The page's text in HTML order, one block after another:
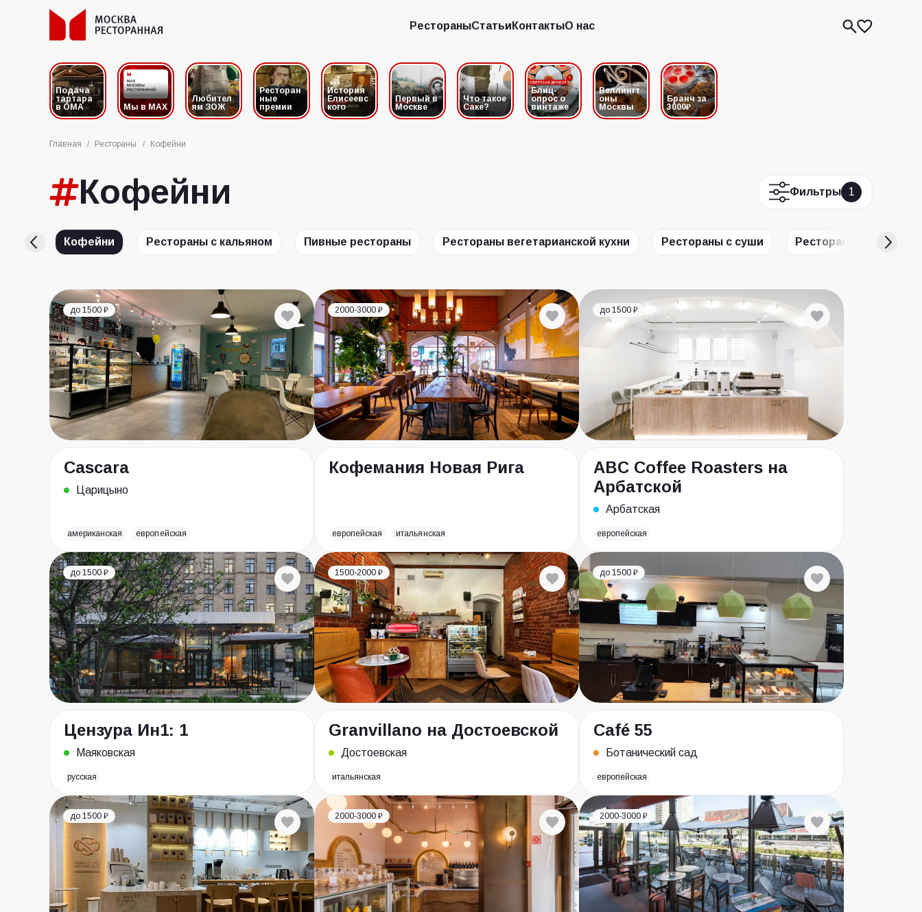
РестораныСтатьи КонтактыО нас
РестораныСтатьиКонтактыО нас
Подача
тартара
в ОМА
Мы в MAX
Любител
ям ЗОЖ
Ресторан
ные
премии
История
Елисеевс
кого
Первый в
Москве
Что такое
Саке?
Блиц-
опрос о
винтаже
Веллингт
оны
Москвы
Бранч за
3000₽
Главная / Рестораны / Кофейни
Кофейни Фильтры 1
Кофейни Рестораны с кальяном Пивные рестораны Рестораны вегетарианской кухни Рестораны с суши Рестораны
до 1500 ₽
Cascara
Царицыно
американская европейская
2000-3000 ₽
Кофемания Новая Рига
европейская итальянская
до 1500 ₽
ABC Coffee Roasters на
Арбатской
Арбатская
европейская
до 1500 ₽
Цензура Ин1: 1
Маяковская
русская
1500-2000 ₽
Granvillano на Достоевской
Достоевская
итальянская
до 1500 ₽
Café 55
Ботанический сад
европейская
до 1500 ₽ 2000-3000 ₽ 2000-3000 ₽